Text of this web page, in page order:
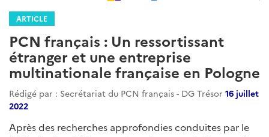
ARTICLE
PCN français : Un ressortissant
étranger et une entreprise
multinationale française en Pologne
Rédigé par : Secrétariat du PCN français - DG Trésor 16 juillet
2022
Après des recherches approfondies conduites par le